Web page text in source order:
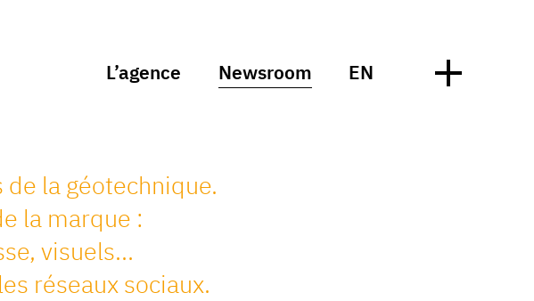
L’agence Newsroom EN
la géotechnique.
la marque :
visuels…
réseaux sociaux.